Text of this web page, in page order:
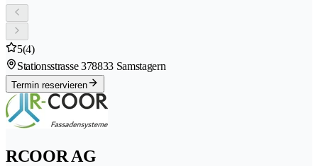
5(4)
Stationsstrasse 378833 Samstagern
Termin reservieren
RCOOR AG